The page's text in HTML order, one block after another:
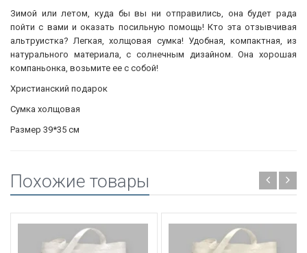
Зимой или летом, куда бы вы ни отправились, она будет рада
пойти с вами и оказать посильную помощь! Кто эта отзывчивая
альтруистка? Легкая, холщовая сумка! Удобная, компактная, из
натурального материала, с солнечным дизайном. Она хорошая
компаньонка, возьмите ее с собой!
Христианский подарок
Сумка холщовая
Размер 39*35 см
Похожие товары